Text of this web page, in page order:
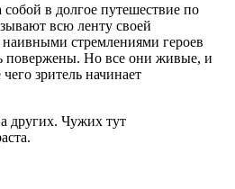
в долгое путешествие по
всю ленту своей
стремлениями героев
повержены. Но все они живые, и
зритель начинает
других. Чужих тут